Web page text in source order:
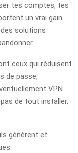
tes comptes, tes
un vrai gain
solutions
ceux qui réduisent
de passe,
VPN
de tout installer,
ils génèrent et